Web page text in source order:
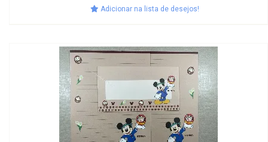
Adicionar na lista de desejos!